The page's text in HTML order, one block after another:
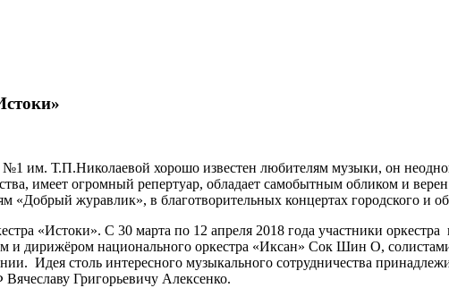
им. Т.П.Николаевой хорошо известен любителям музыки, он
имеет огромный репертуар, обладает самобытным обликом и
«Добрый журавлик», в благотворительных концертах городского и
«Истоки». С 30 марта по 12 апреля 2018 года участники
дирижёром национального оркестра «Иксан» Сок Шин О,
Идея столь интересного музыкального сотрудничества
Григорьевичу Алексенко.